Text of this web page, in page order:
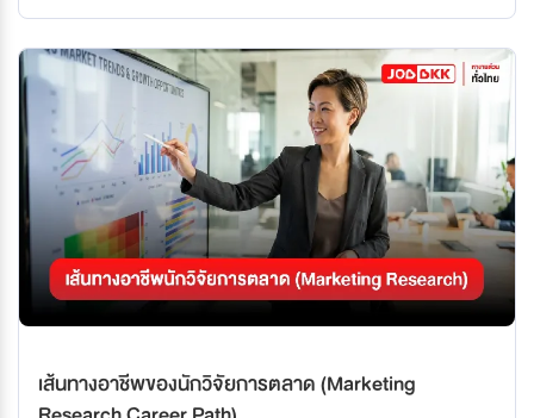
เส้นทางอาชีพของนักวิจัยการตลาด (Marketing